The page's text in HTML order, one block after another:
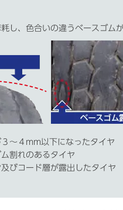
し、色合いの違うベースゴム
～４mm以下になったタイヤ
割れのあるタイヤ
びコード層が露出したタイヤ